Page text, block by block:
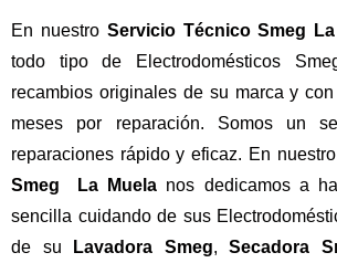
En nuestro Servicio Técnico Smeg
todo tipo de Electrodomésticos
recambios originales de su marca y
meses por reparación. Somos un
reparaciones rápido y eficaz. En
Smeg La Muela nos dedicamos a
sencilla cuidando de sus
de su
Lavadora Smeg, Secadora